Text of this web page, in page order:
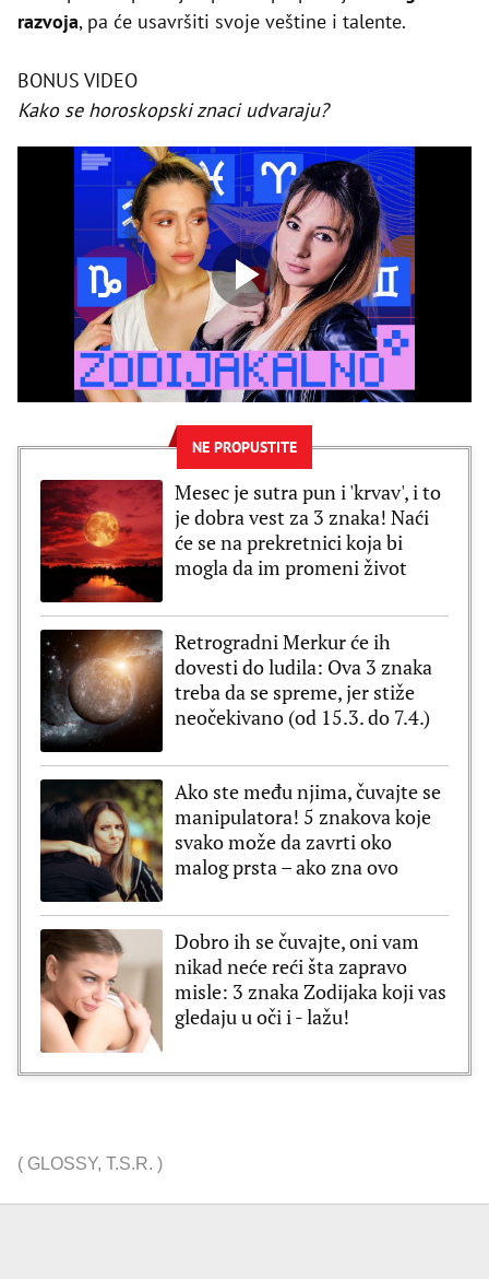
razvoja, pa će usavršiti svoje veštine i talente.
BONUS VIDEO
Kako se horoskopski znaci udvaraju?
NE PROPUSTITE
Mesec je sutra pun i 'krvav', i to
je dobra vest za 3 znaka! Naći
će se na prekretnici koja bi
mogla da im promeni život
Retrogradni Merkur će ih
dovesti do ludila: Ova 3 znaka
treba da se spreme, jer stiže
neočekivano (od 15.3. do 7.4.)
Ako ste među njima, čuvajte se
manipulatora! 5 znakova koje
svako može da zavrti oko
malog prsta – ako zna ovo
Dobro ih se čuvajte, oni vam
nikad neće reći šta zapravo
misle: 3 znaka Zodijaka koji vas
gledaju u oči i - lažu!
( GLOSSY, T.S.R. )